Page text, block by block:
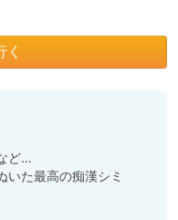
く
ど…
いた最高の痴漢シミ